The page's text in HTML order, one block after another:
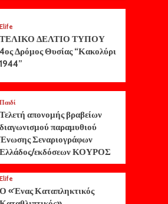
Elife
ΤΕΛΙΚΟ ΔΕΛΤΙΟ ΤΥΠΟΥ
4ος Δρόμος Θυσίας “Κακολύρι
1944”
Παιδί
Τελετή απονομής βραβείων
διαγωνισμού παραμυθιού
Σεναριογράφων
Ελλάδος/εκδόσεων ΚΟΥΡΟΣ
Elife
Ο «Ένας Καταπληκτικός